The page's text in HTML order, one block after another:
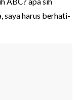
saya harus berhati-